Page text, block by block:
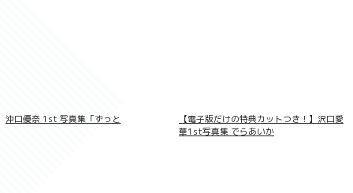
沖口優奈 1st 写真集「ずっと
【電子版だけの特典カットつき！】沢口愛
華1st写真集 でらあいか